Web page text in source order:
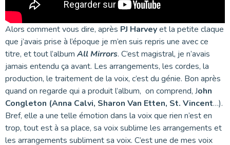
Alors comment vous dire, après PJ Harveyet la petite claque
que j’avais prise à l’époque je m’en suis repris une avec ce
titre, et tout l’album All Mirrors. C’est magistral, je n’avais
jamais entendu ça avant. Les arrangements, les cordes, la
production, le traitement de la voix, c’est du génie. Bon après
quand on regarde qui a produit l’album, on comprend, John
Congleton (Anna Calvi, Sharon Van Etten, St. Vincent…).
Bref, elle a une telle émotion dans la voix que rien n’est en
trop, tout est à sa place, sa voix sublime les arrangements et
les arrangements subliment sa voix. C’est une de mes voix